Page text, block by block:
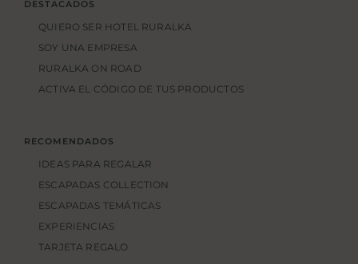
DESTACADOS
QUIERO SER HOTEL RURALKA
SOY UNA EMPRESA
RURALKA ON ROAD
ACTIVA EL CÓDIGO DE TUS PRODUCTOS
RECOMENDADOS
IDEAS PARA REGALAR
ESCAPADAS COLLECTION
ESCAPADAS TEMÁTICAS
EXPERIENCIAS
TARJETA REGALO